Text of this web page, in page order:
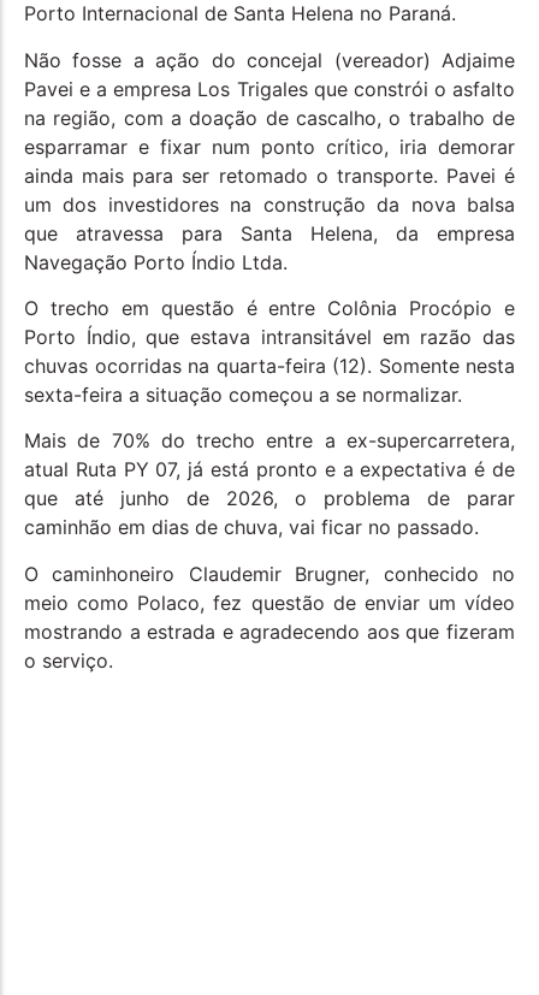
Porto Internacional de Santa Helena no Paraná.
Não fosse a ação do concejal (vereador) Adjaime
Pavei e a empresa Los Trigales que constrói o asfalto
na região, com a doação de cascalho, o trabalho de
esparramar e fixar num ponto crítico, iria demorar
ainda mais para ser retomado o transporte. Pavei é
um dos investidores na construção da nova balsa
que atravessa para Santa Helena, da empresa
Navegação Porto Índio Ltda.
O trecho em questão é entre Colônia Procópio e
Porto Índio, que estava intransitável em razão das
chuvas ocorridas na quarta-feira (12). Somente nesta
sexta-feira a situação começou a se normalizar.
Mais de 70% do trecho entre a ex-supercarretera,
atual Ruta PY 07, já está pronto e a expectativa é de
que até junho de 2026, o problema de parar
caminhão em dias de chuva, vai ficar no passado.
O caminhoneiro Claudemir Brugner, conhecido no
meio como Polaco, fez questão de enviar um vídeo
mostrando a estrada e agradecendo aos que fizeram
o serviço.